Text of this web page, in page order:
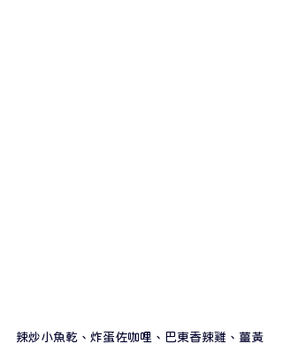
辣炒小魚乾、炸蛋佐咖哩、巴東香辣雞、薑黃